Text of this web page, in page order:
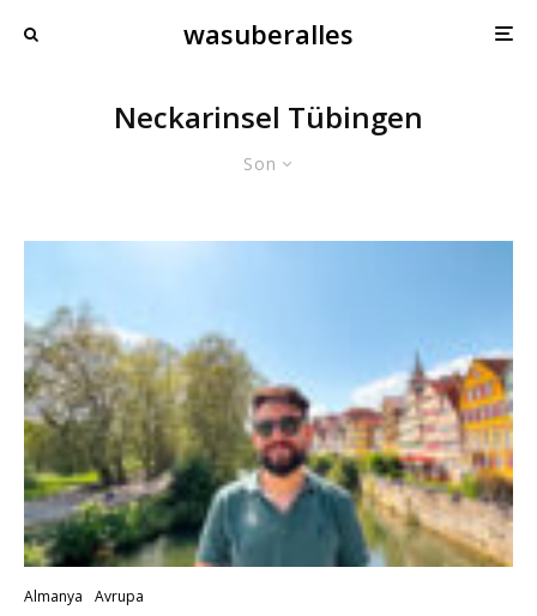
wasuberalles
Neckarinsel Tübingen
Son
Almanya Avrupa